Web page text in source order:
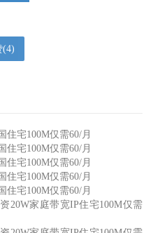
(4)
住宅100M仅需60/月
住宅100M仅需60/月
住宅100M仅需60/月
住宅100M仅需60/月
住宅100M仅需60/月
20W家庭带宽IP住宅100M仅需